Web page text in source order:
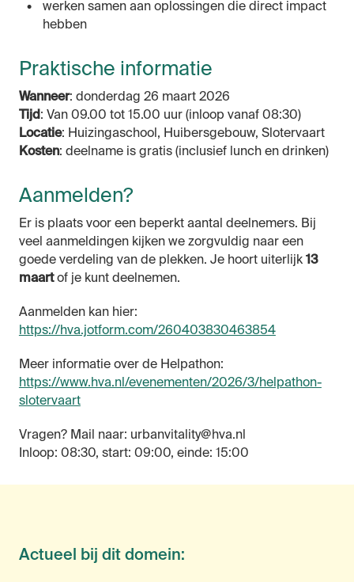
werken samen aan oplossingen die direct impact
hebben
Praktische informatie
Wanneer: donderdag 26 maart 2026
Tijd: Van 09.00 tot 15.00 uur (inloop vanaf 08:30)
Locatie: Huizingaschool, Huibersgebouw, Slotervaart
Kosten: deelname is gratis (inclusief lunch en drinken)
Aanmelden?
Er is plaats voor een beperkt aantal deelnemers. Bij
veel aanmeldingen kijken we zorgvuldig naar een
goede verdeling van de plekken. Je hoort uiterlijk 13
maartof je kunt deelnemen.
Aanmelden kan hier:
https://hva.jotform.com/260403830463854
Meer informatie over de Helpathon:
https://www.hva.nl/evenementen/2026/3/helpathon-
slotervaart
Vragen? Mail naar: urbanvitality@hva.nl
Inloop: 08:30, start: 09:00, einde: 15:00
Actueel bij dit domein: